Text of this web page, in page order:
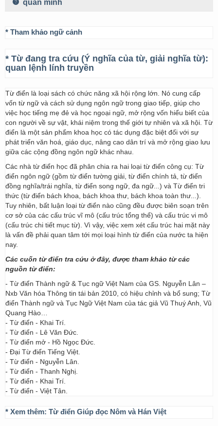
quan minh
* Tham khảo ngữ cảnh
* Từ đang tra cứu (Ý nghĩa của từ, giải nghĩa từ):
quan lệnh lính truyền
Từ điển là loại sách có chức năng xã hội rộng lớn. Nó cung cấp
vốn từ ngữ và cách sử dụng ngôn ngữ trong giao tiếp, giúp cho
việc học tiếng mẹ đẻ và học ngoại ngữ, mở rộng vốn hiểu biết của
con người về sự vật, khái niệm trong thế giới tự nhiên và xã hội. Từ
điển là một sản phẩm khoa học có tác dụng đặc biệt đối với sự
phát triển văn hoá, giáo dục, nâng cao dân trí và mở rộng giao lưu
giữa các cộng đồng ngôn ngữ khác nhau.
Các nhà từ điển học đã phân chia ra hai loại từ điển công cụ: Từ
điển ngôn ngữ (gồm từ điển tường giải, từ điển chính tả, từ điển
đồng nghĩa/trái nghĩa, từ điển song ngữ, đa ngữ...) và Từ điển tri
thức (từ điển bách khoa, bách khoa thư, bách khoa toàn thư...).
Tuy nhiên, bất luận loại từ điển nào cũng đều được biên soạn trên
cơ sở của các cấu trúc vĩ mô (cấu trúc tổng thể) và cấu trúc vi mô
(cấu trúc chi tiết mục từ). Vì vậy, việc xem xét cấu trúc hai mặt này
là vấn đề phải quan tâm tới mọi loại hình từ điển của nước ta hiện
nay.
Các cuốn từ điển tra cứu ở đây, được tham khảo từ các
nguồn từ điển:
- Từ điển Thành ngữ & Tục ngữ Việt Nam của GS. Nguyễn Lân –
Nxb Văn hóa Thông tin tái bản 2010, có hiệu chỉnh và bổ sung; Từ
điển Thành ngữ và Tục Ngữ Việt Nam của tác giả Vũ Thuý Anh, Vũ
Quang Hào…
- Từ điển - Khai Trí.
- Từ điển - Lê Văn Đức.
- Từ điển mở - Hồ Ngọc Đức.
- Đại Từ điển Tiếng Việt.
- Từ điển - Nguyễn Lân.
- Từ điển - Thanh Nghị.
- Từ điển - Khai Trí.
- Từ điển - Việt Tân.
* Xem thêm: Từ điển Giúp đọc Nôm và Hán Việt